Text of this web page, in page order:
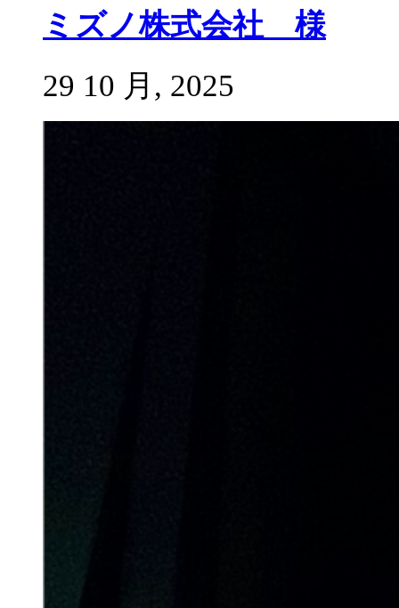
ミズノ株式会社 様
29 10 月, 2025